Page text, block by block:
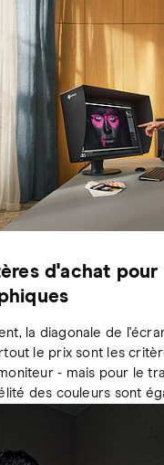
d'achat pour
la diagonale de
le prix sont les
- mais pour le
des couleurs sont